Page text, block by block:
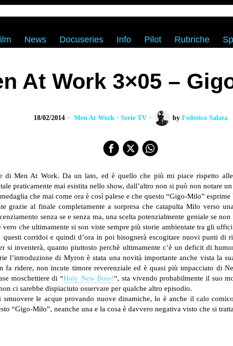
News Docuseries Info Pilot Rubriche
At Work 3×05 –
18/02/2014 Men At Work · Serie TV by Federico Salata
di Men At Work. Da un lato, ed è quello che più mi piace rispetto alle
praticamente mai esistita nello show, dall’altro non si può non notare
che mai come ora è così palese e che questo “Gigo-Milo” esprime
grazie al finale completamente a sorpresa che catapulta Milo verso
senza se e senza ma, una scelta potenzialmente geniale se
che ultimamente si son viste sempre più storie ambientate tra gli
corridoi e quindi d’ora in poi bisognerà escogitare nuovi punti di
inventerà, quanto piuttosto perchè ultimamente c’è un deficit di
l’introduzione di Myron è stata una novità importante anche vista la
fa ridere, non incute timore reverenziale ed è quasi più impacciato di
moschettiere di “Holy New Boss!“, sta vivendo probabilmente il suo
ci sarebbe dispiaciuto osservare per qualche altro episodio.
smuovere le acque provando nuove dinamiche, lo è anche il calo
“Gigo-Milo”, neanche una e la cosa è davvero negativa visto che si